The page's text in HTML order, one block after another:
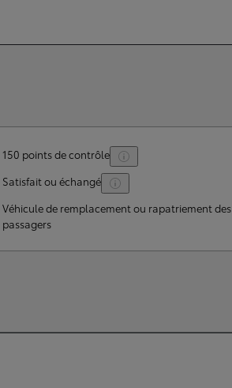
150 points de contrôle
Satisfait ou échangé
Véhicule de remplacement ou rapatriement des
passagers